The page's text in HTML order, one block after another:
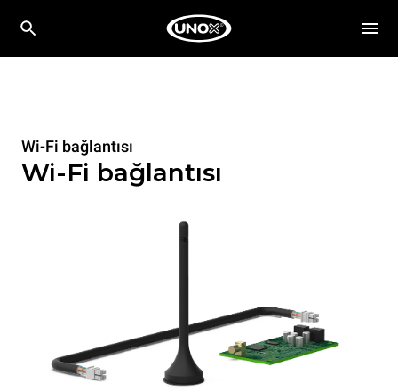
Wi-Fi bağlantısı
Wi-Fi bağlantısı